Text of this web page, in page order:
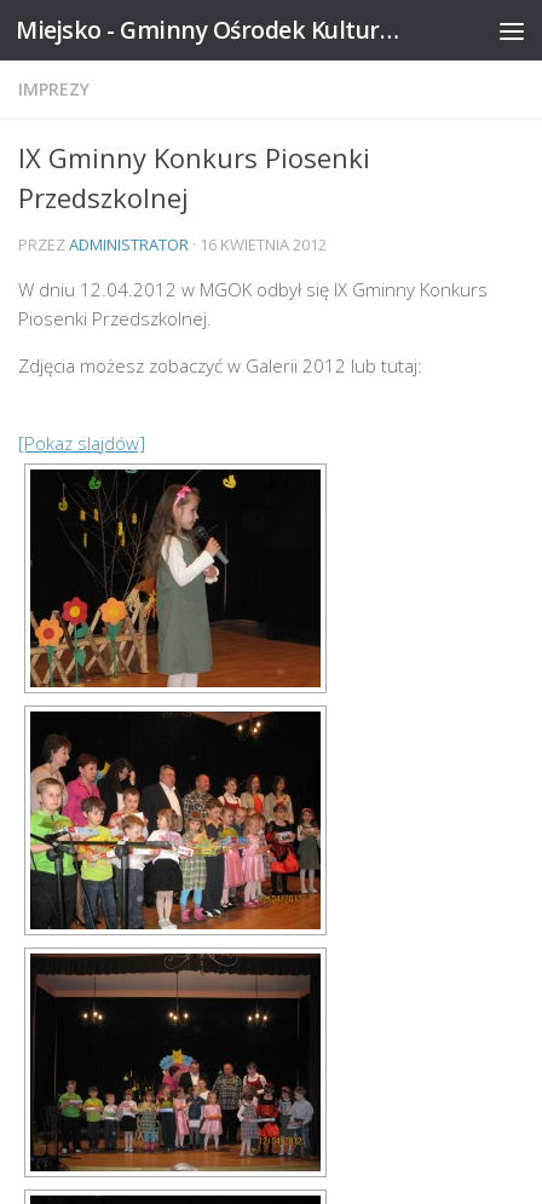
Skip to content Miejsko - Gminny Ośrodek Kultury w Mikstacie
IMPREZY
IX Gminny Konkurs Piosenki
Przedszkolnej
PRZEZADMINISTRATOR · 16 KWIETNIA 2012
W dniu 12.04.2012 w MGOK odbył się IX Gminny Konkurs
Piosenki Przedszkolnej.
Zdjęcia możesz zobaczyć w Galerii 2012 lub tutaj:
[Pokaz slajdów]